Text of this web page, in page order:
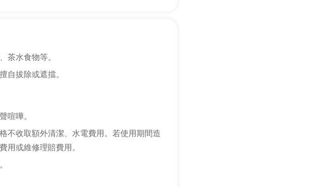
茶水食物等。
自拔除或遮擋。
喧嘩。
不收取額外清潔、水電費用。若使用期間造
用或維修理賠費用。